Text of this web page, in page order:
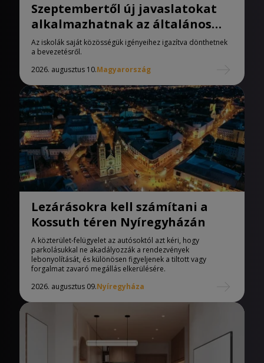
Szeptembertől új javaslatokat
alkalmazhatnak az általános
iskolák
Az iskolák saját közösségük igényeihez igazítva dönthetnek
a bevezetésről.
2026. augusztus 10.Magyarország
Lezárásokra kell számítani a
Kossuth téren Nyíregyházán
A közterület-felügyelet az autósoktól azt kéri, hogy
parkolásukkal ne akadályozzák a rendezvények
lebonyolítását, és különösen figyeljenek a tiltott vagy
forgalmat zavaró megállás elkerülésére.
2026. augusztus 09.Nyíregyháza